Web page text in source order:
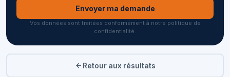
Envoyer ma demande
Vos données sont traitées conformément à notre politique de
confidentialité.
Retour aux résultats